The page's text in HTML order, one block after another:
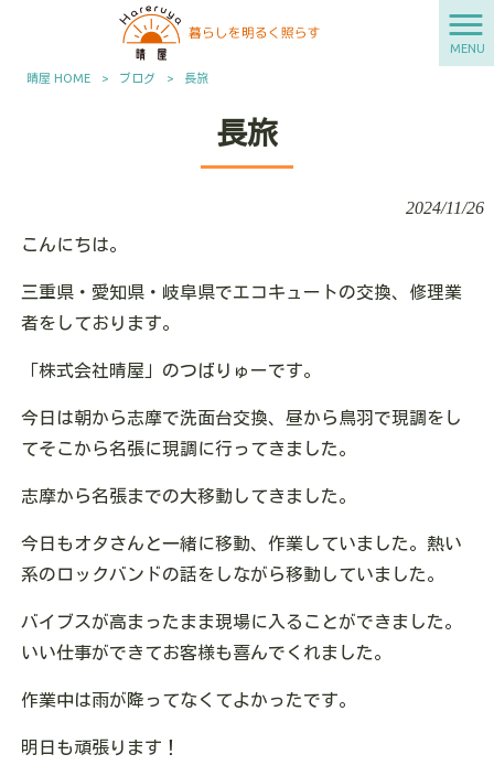
MENU
晴屋 HOME > ブログ > 長旅
長旅
2024/11/26
こんにちは。
三重県・愛知県・岐阜県でエコキュートの交換、修理業
者をしております。
「株式会社晴屋」のつばりゅーです。
今日は朝から志摩で洗面台交換、昼から鳥羽で現調をし
てそこから名張に現調に行ってきました。
志摩から名張までの大移動してきました。
今日もオタさんと一緒に移動、作業していました。熱い
系のロックバンドの話をしながら移動していました。
バイブスが高まったまま現場に入ることができました。
いい仕事ができてお客様も喜んでくれました。
作業中は雨が降ってなくてよかったです。
明日も頑張ります！